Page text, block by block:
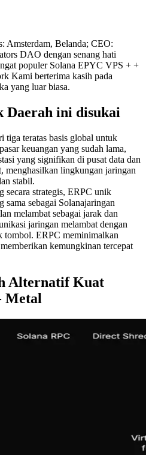
Belanda; CEO:
DAO dengan senang hati
populer Solana EPYC VPS + +
Kami berterima kasih pada
yang luar biasa.
Daerah ini disukai
tiga teratas basis global untuk
keuangan yang sudah lama,
yang signifikan di pusat data dan
menghasilkan lingkungan jaringan
stabil.
secara strategis, ERPC unik
sebagai Solanajaringan
melambat sebagai jarak dan
jaringan melambat dengan
tombol. ERPC meminimalkan
kemungkinan tercepat
Alternatif Kuat
Metal